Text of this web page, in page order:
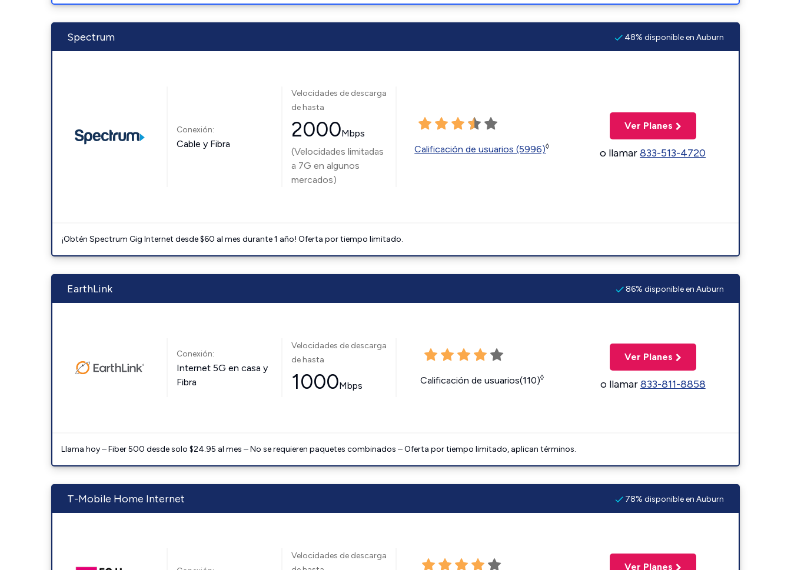
Spectrum 48% disponible en Auburn
Conexión:
Cable y Fibra
Velocidades de descarga
de hasta
2000Mbps
(Velocidades limitadas
a 7G en algunos
mercados)
Calificación de usuarios (5996)◊
Ver Planes
o llamar833-513-4720
¡Obtén Spectrum Gig Internet desde $60 al mes durante 1 año! Oferta por tiempo limitado.
EarthLink 86% disponible en Auburn
Conexión:
Internet 5G en casa y
Fibra
Velocidades de descarga
de hasta
1000Mbps Calificación de usuarios(110)◊
Ver Planes
o llamar833-811-8858
Llama hoy – Fiber 500 desde solo $24.95 al mes – No se requieren paquetes combinados – Oferta por tiempo limitado, aplican términos.
T-Mobile Home Internet 78% disponible en Auburn
Velocidades de descarga
Ver Planes